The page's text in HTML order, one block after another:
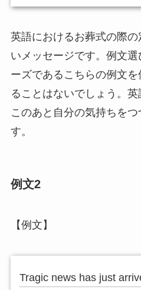
英語におけるお葬式の際
いメッセージです。例文
ーズであるこちらの例文
ることはないでしょう。英
このあと自分の気持ちを
す。
例文2
【例文】
Tragic news has just